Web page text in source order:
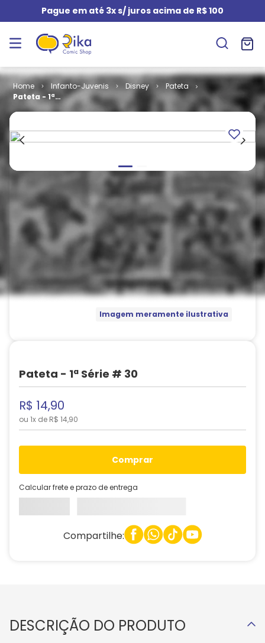
Pague em até 3x s/ juros acima de R$ 100
Infanto-Juvenis Disney
Pateta
Pateta - 1ª
Série # 30
Imagem meramente ilustrativa
Pateta - 1ª Série # 30
R$ 14,90
ou 1x de R$ 14,90
comprar
Calcular frete e prazo de entrega
Compartilhe:
DESCRIÇÃO DO PRODUTO